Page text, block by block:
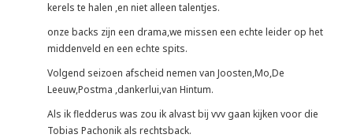
kerels te halen ,en niet alleen talentjes.
onze backs zijn een drama,we missen een echte leider op het
middenveld en een echte spits.
Volgend seizoen afscheid nemen van Joosten,Mo,De
Leeuw,Postma ,dankerlui,van Hintum.
Als ik fledderus was zou ik alvast bij vvv gaan kijken voor die
Tobias Pachonik als rechtsback.